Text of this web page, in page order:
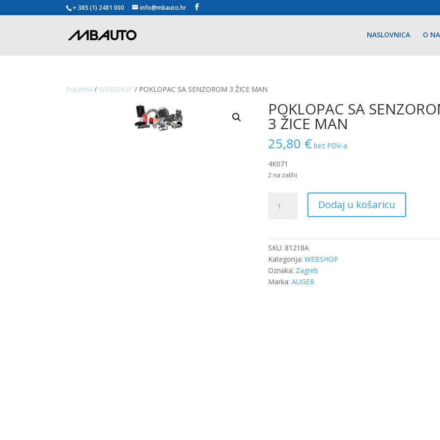
+ 385 (1) 2481 000 info@mbauto.hr
NASLOVNICA O
Početna /WEBSHOP / POKLOPAC SA SENZOROM 3 ŽICE MAN
POKLOPAC SA
3 ŽICE MAN
25,80 € bez PDV-a
4K071
2 na zalihi
količina
Dodaj u košaricu
SKU: 81218A
Kategorija:WEBSHOP
Oznaka: Zagreb
Marka:AUGER